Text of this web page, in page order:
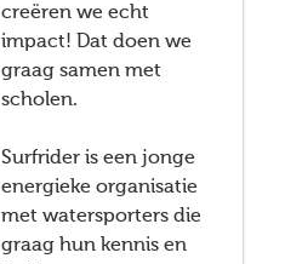
creëren we echt
impact! Dat doen we
graag samen met
scholen.
Surfrider is een jonge
energieke organisatie
met watersporters die
graag hun kennis en